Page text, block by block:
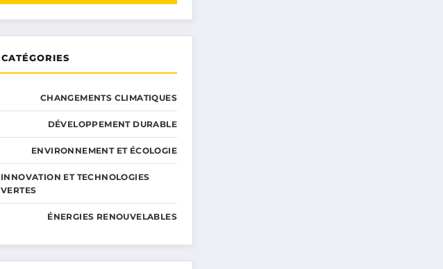
CATÉGORIES
CHANGEMENTS CLIMATIQUES
DÉVELOPPEMENT DURABLE
ENVIRONNEMENT ET ÉCOLOGIE
INNOVATION ET TECHNOLOGIES
VERTES
ÉNERGIES RENOUVELABLES